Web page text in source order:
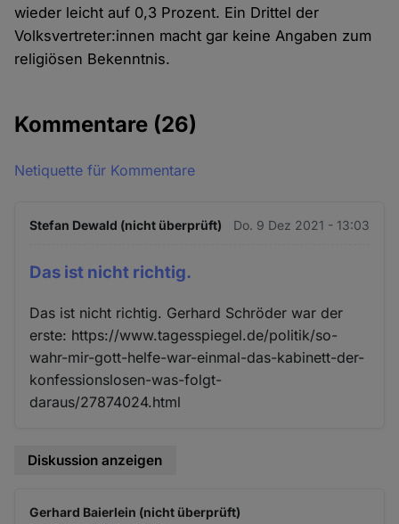
wieder leicht auf 0,3 Prozent. Ein Drittel der
Volksvertreter:innen macht gar keine Angaben zum
religiösen Bekenntnis.
Kommentare (26)
Netiquette für Kommentare
Stefan Dewald (nicht überprüft) Do. 9 Dez 2021 - 13:03
Das ist nicht richtig.
Das ist nicht richtig. Gerhard Schröder war der
erste: https://www.tagesspiegel.de/politik/so-
wahr-mir-gott-helfe-war-einmal-das-kabinett-der-
konfessionslosen-was-folgt-
daraus/27874024.html
Diskussion anzeigen
Gerhard Baierlein (nicht überprüft)